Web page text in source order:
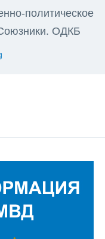
политическое
ОДКБ